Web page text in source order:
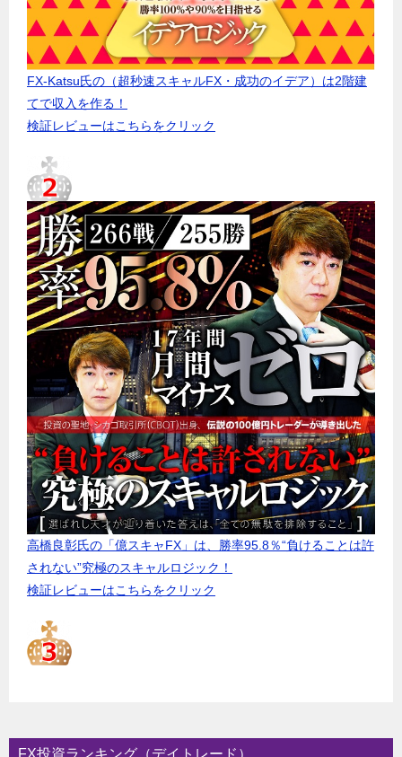
FX-Katsu氏の（超秒速スキャルFX・成功のイデア）は2階建
てで収入を作る！
検証レビューはこちらをクリック
高橋良彰氏の「億スキャFX」は、勝率95.8％“負けることは許
されない”究極のスキャルロジック！
検証レビューはこちらをクリック